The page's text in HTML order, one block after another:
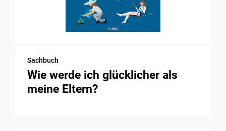
Sachbuch
Wie werde ich glücklicher als
meine Eltern?